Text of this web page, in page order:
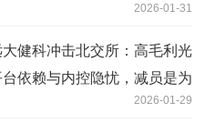
2026-01-31
健科冲击北交所：高毛利光
依赖与内控隐忧，减员是为
2026-01-29